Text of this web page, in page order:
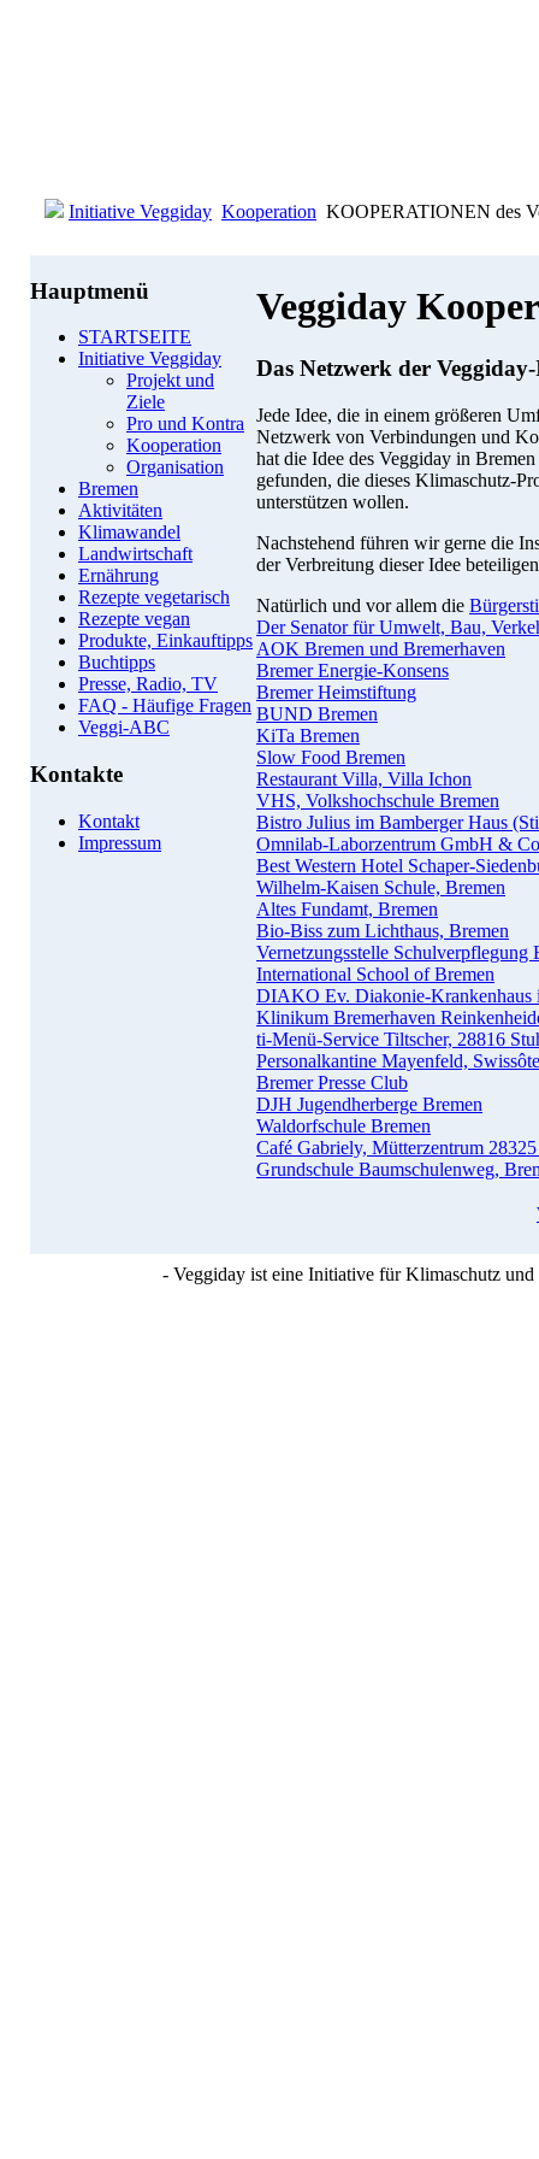
Initiative Veggiday Kooperation KOOPERATIONEN des
Hauptmenü
STARTSEITE
Initiative Veggiday
Projekt und
Ziele
Pro und Kontra
Kooperation
Organisation
Bremen
Aktivitäten
Klimawandel
Landwirtschaft
Ernährung
Rezepte vegetarisch
Rezepte vegan
Produkte, Einkauftipps
Buchtipps
Presse, Radio, TV
FAQ - Häufige Fragen
Veggi-ABC
Kontakte
Kontakt
Impressum
Veggiday
Das Netzwerk der
Jede Idee, die in einem größeren
Netzwerk von Verbindungen und
hat die Idee des Veggiday in
gefunden, die dieses Klimaschutz-
unterstützen wollen.
Nachstehend führen wir gerne die
der Verbreitung dieser Idee
Natürlich und vor allem die
Der Senator für Umwelt, Bau,
AOK Bremen und Bremerhaven
Bremer Energie-Konsens
Bremer Heimstiftung
BUND Bremen
KiTa Bremen
Slow Food Bremen
Restaurant Villa, Villa Ichon
VHS, Volkshochschule Bremen
Bistro Julius im Bamberger Haus
Omnilab-Laborzentrum GmbH &
Best Western Hotel Schaper-
Wilhelm-Kaisen Schule, Bremen
Altes Fundamt, Bremen
Bio-Biss zum Lichthaus, Bremen
Vernetzungsstelle Schulverpflegung
International School of Bremen
DIAKO Ev. Diakonie-Krankenhaus
Klinikum Bremerhaven
ti-Menü-Service Tiltscher, 28816
Personalkantine Mayenfeld,
Bremer Presse Club
DJH Jugendherberge Bremen
Waldorfschule Bremen
Café Gabriely, Mütterzentrum
Grundschule Baumschulenweg,
- Veggiday ist eine Initiative für Klimaschutz